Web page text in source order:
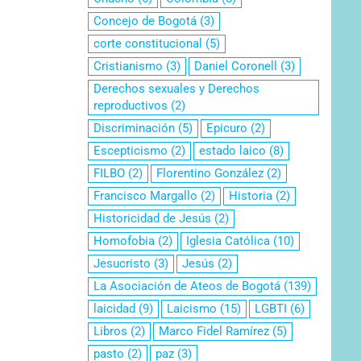
Concejo de Bogotá(3)
corte constitucional (5)
Cristianismo (3) Daniel Coronell
(3)
Derechos sexuales y Derechos
reproductivos (2)
Discriminación(5) Epicuro (2)
Escepticismo (2) estado laico (8)
FILBO(2) Florentino González(2)
Francisco Margallo (2) Historia(2)
Historicidad de Jesús (2)
Homofobia(2) Iglesia Católica(10)
Jesucristo (3) Jesús (2)
La Asociación de Ateos de Bogotá(139)
laicidad (9) Laicismo (15) LGBTI (6)
Libros (2) Marco Fidel Ramírez(5)
pasto (2) paz(3)